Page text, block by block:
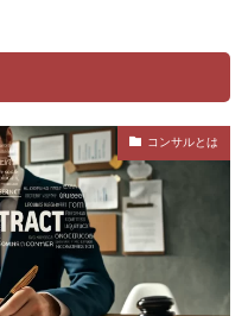
コンサルとは